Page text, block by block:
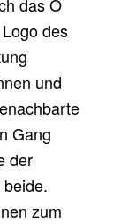
das O
des
und
Gang
der
zum